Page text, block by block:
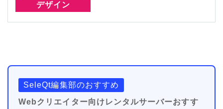
デザイン
SeleQt編集部のおすすめ
Webクリエイター向けレンタルサーバーおすす